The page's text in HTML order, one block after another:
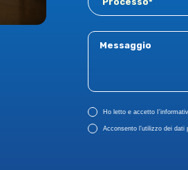
Ho letto e accetto
Acconsento l’utilizzo dei